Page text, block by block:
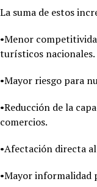
La suma de estos
•Menor
turísticos nacionales.
•Mayor riesgo para
•Reducción de la
comercios.
•Afectación directa
•Mayor informalidad